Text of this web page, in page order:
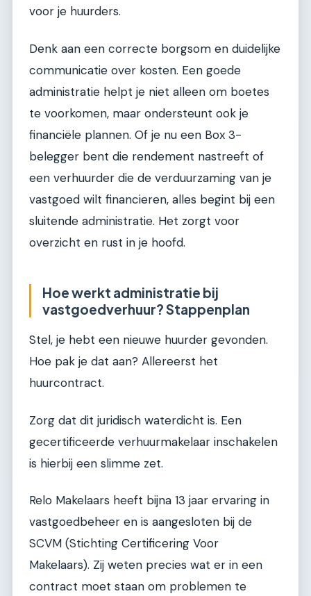
voor je huurders.
Denk aan een correcte borgsom en duidelijke
communicatie over kosten. Een goede
administratie helpt je niet alleen om boetes
te voorkomen, maar ondersteunt ook je
financiële plannen. Of je nu een Box 3-
belegger bent die rendement nastreeft of
een verhuurder die de verduurzaming van je
vastgoed wilt financieren, alles begint bij een
sluitende administratie. Het zorgt voor
overzicht en rust in je hoofd.
Hoe werkt administratie bij
vastgoedverhuur? Stappenplan
Stel, je hebt een nieuwe huurder gevonden.
Hoe pak je dat aan? Allereerst het
huurcontract.
Zorg dat dit juridisch waterdicht is. Een
gecertificeerde verhuurmakelaar inschakelen
is hierbij een slimme zet.
Relo Makelaars heeft bijna 13 jaar ervaring in
vastgoedbeheer en is aangesloten bij de
SCVM (Stichting Certificering Voor
Makelaars). Zij weten precies wat er in een
contract moet staan om problemen te